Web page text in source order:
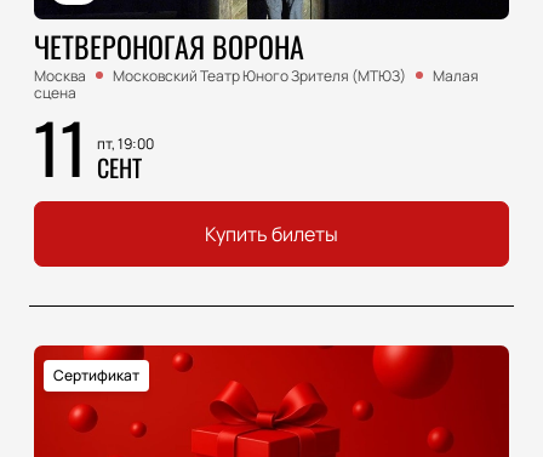
ЧЕТВЕРОНОГАЯ ВОРОНА
Москва Московский Театр Юного Зрителя (МТЮЗ)
Малая
сцена
11 пт, 19:00
СЕНТ
Купить билеты
Сертификат